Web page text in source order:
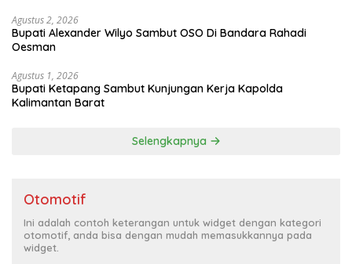
Agustus 2, 2026
Bupati Alexander Wilyo Sambut OSO Di Bandara Rahadi
Oesman
Agustus 1, 2026
Bupati Ketapang Sambut Kunjungan Kerja Kapolda
Kalimantan Barat
Selengkapnya
Otomotif
Ini adalah contoh keterangan untuk widget dengan kategori
otomotif, anda bisa dengan mudah memasukkannya pada
widget.